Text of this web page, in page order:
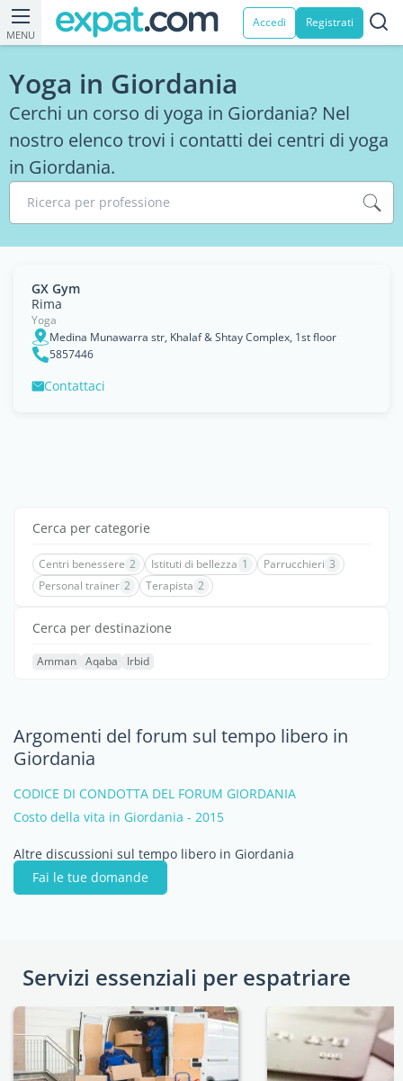
MENU
Accedi Registrati
Yoga in Giordania
Cerchi un corso di yoga in Giordania? Nel
nostro elenco trovi i contatti dei centri di yoga
in Giordania.
Ricerca per professione
GX Gym
Rima
Yoga
Medina Munawarra str, Khalaf & Shtay Complex, 1st floor
5857446
Contattaci
Cerca per categorie
Centri benessere 2 Istituti di bellezza 1 Parrucchieri 3
Personal trainer 2 Terapista 2
Cerca per destinazione
Amman Aqaba Irbid
Argomenti del forum sul tempo libero in
Giordania
CODICE DI CONDOTTA DEL FORUM GIORDANIA
Costo della vita in Giordania - 2015
Altre discussioni sul tempo libero in Giordania
Fai le tue domande
Servizi essenziali per espatriare